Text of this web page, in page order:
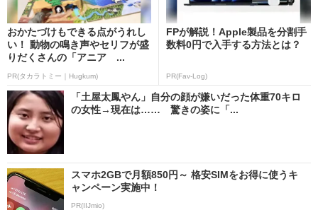
おかたづけもできる点がうれし
い！ 動物の鳴き声やセリフが盛
りだくさんの「アニア ...
PR(タカラトミー｜Hugkum)
FPが解説！Apple製品を分割手
数料0円で入手する方法とは？
PR(Fav-Log)
「土屋太鳳やん」自分の顔が嫌いだった体重70キロ
の女性→現在は…… 驚きの姿に「...
スマホ2GBで月額850円～ 格安SIMをお得に使うキ
ャンペーン実施中！
PR(IIJmio)